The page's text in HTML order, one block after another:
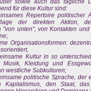
sowie auch das tägliche
für diese Kultur sind:
Repertoire politischer
der direkten Aktion,
"von unten", von Kontakten
Organisationsformen:
Kultur in so
Kleidung und
westliche Subkulturen;
politische Sprache, der
Kapitalismus, den Staat,